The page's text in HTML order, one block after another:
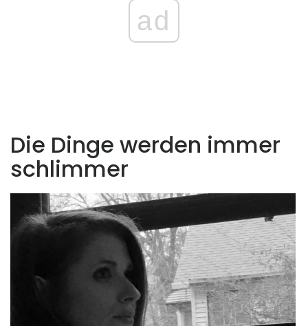
ad
Die Dinge werden immer
schlimmer